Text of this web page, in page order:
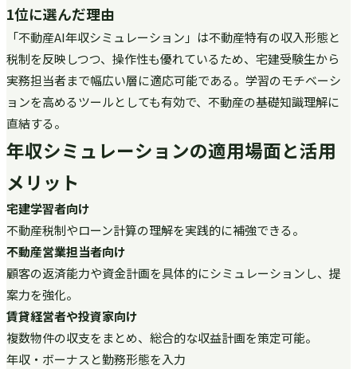
1位に選んだ理由
「不動産AI年収シミュレーション」は不動産特有の収入形態と
税制を反映しつつ、操作性も優れているため、宅建受験生から
実務担当者まで幅広い層に適応可能である。学習のモチベーシ
ョンを高めるツールとしても有効で、不動産の基礎知識理解に
直結する。
年収シミュレーションの適用場面と活用
メリット
宅建学習者向け
不動産税制やローン計算の理解を実践的に補強できる。
不動産営業担当者向け
顧客の返済能力や資金計画を具体的にシミュレーションし、提
案力を強化。
賃貸経営者や投資家向け
複数物件の収支をまとめ、総合的な収益計画を策定可能。
年収・ボーナスと勤務形態を入力